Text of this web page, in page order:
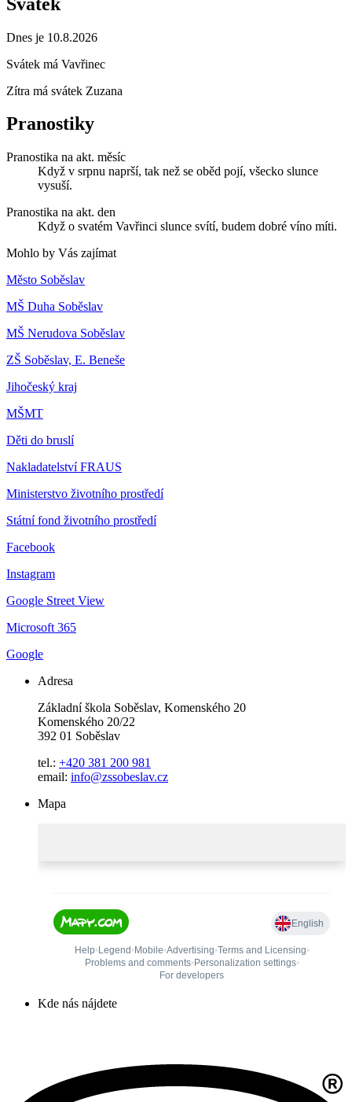
Dnes je 10.8.2026
Svátek má Vavřinec
Zítra má svátek Zuzana
Pranostiky
Pranostika na akt. měsíc
Když v srpnu naprší, tak než se oběd pojí, všecko slunce
vysuší.
Pranostika na akt. den
Když o svatém Vavřinci slunce svítí, budem dobré víno míti.
Mohlo by Vás zajímat
Město Soběslav
MŠ Duha Soběslav
MŠ Nerudova Soběslav
ZŠ Soběslav, E. Beneše
Jihočeský kraj
MŠMT
Děti do bruslí
Nakladatelství FRAUS
Ministerstvo životního prostředí
Státní fond životního prostředí
Facebook
Instagram
Google Street View
Microsoft 365
Google
Adresa
Základní škola Soběslav, Komenského 20
Komenského 20/22
392 01 Soběslav
tel.: +420 381 200 981
email: info@zssobeslav.cz
Mapa
Kde nás nájdete